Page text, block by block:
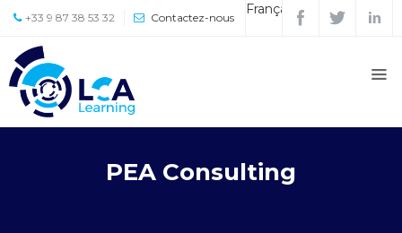
+33 9 87 38 53 32 Contactez-nous
Français
PEA Consulting
Accueil
À
propos